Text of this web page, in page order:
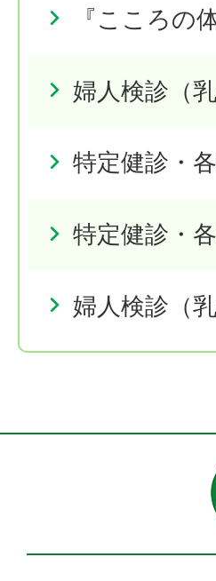
『こころの
婦人検診（
特定健診・
特定健診・
婦人検診（